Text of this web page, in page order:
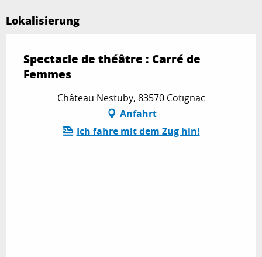
Lokalisierung
Spectacle de théâtre : Carré de
Femmes
Château Nestuby, 83570 Cotignac
Anfahrt
Ich fahre mit dem Zug hin!